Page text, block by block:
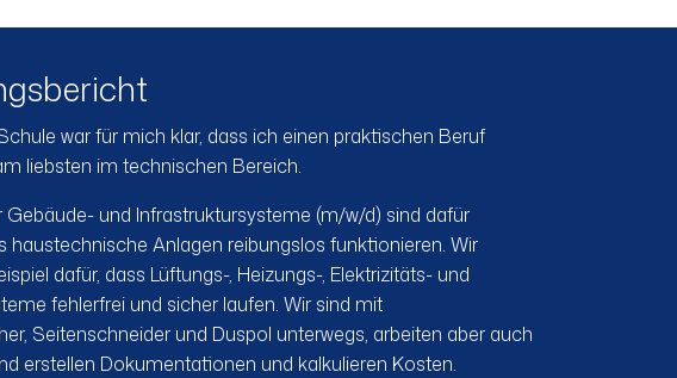
war für mich klar, dass ich einen praktischen Beruf
liebsten im technischen Bereich.
Gebäude- und Infrastruktursysteme (m/w/d) sind dafür
haustechnische Anlagen reibungslos funktionieren. Wir
dafür, dass Lüftungs-, Heizungs-, Elektrizitäts- und
fehlerfrei und sicher laufen. Wir sind mit
Seitenschneider und Duspol unterwegs, arbeiten aber auch
erstellen Dokumentationen und kalkulieren Kosten.